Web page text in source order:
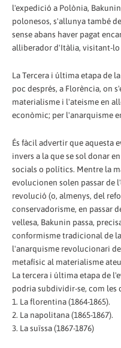
l'expedició a Polònia,
polonesos, s'allunya també
sense abans haver pagat
alliberador d'Itàlia, visitant-lo
La Tercera i última etapa de
poc després, a Florència, on
materialisme i l'ateisme en
econòmic; per l'anarquisme
És fàcil advertir que aquesta
invers a la que se sol donar
socials o polítics. Mentre la
evolucionen solen passar de
revolució (o, almenys, del
conservadorisme, en passar
vellesa, Bakunin passa,
conformisme tradicional de
l'anarquisme revolucionari
metafísic al materialisme
La tercera i última etapa de
podria subdividir-se, com les
1. La florentina (1864-1865).
2. La napolitana (1865-1867).
3. La suïssa (1867-1876)